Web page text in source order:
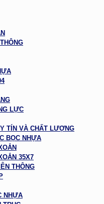
LỰC
TÍN VÀ CHẤT LƯỢNG
BỌC NHỰA
35X7
THÔNG
NHỰA